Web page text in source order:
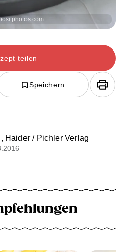
teilen
Speichern
Haider / Pichler Verlag